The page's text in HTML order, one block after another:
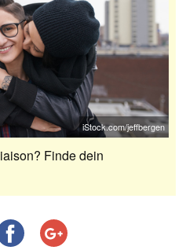
iStock.com/jeffbergen
Finde dein